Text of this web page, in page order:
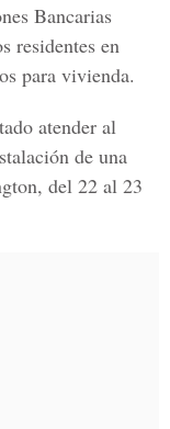
Bancarias
residentes en
para vivienda.
atender al
de una
del 22 al 23